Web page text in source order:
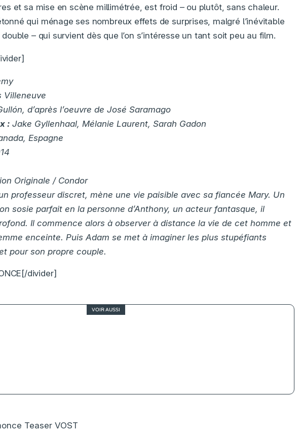
et sa mise en scène millimétrée, est froid – ou plutôt, sans chaleur.
qui ménage ses nombreux effets de surprises, malgré l’inévitable
– qui survient dès que l’on s’intéresse un tant soit peu au film.
Villeneuve
d’après l’oeuvre de José Saramago
: Jake Gyllenhaal, Mélanie Laurent, Sarah Gadon
Espagne
Originale / Condor
professeur discret, mène une vie paisible avec sa fiancée Mary. Un
sosie parfait en la personne d’Anthony, un acteur fantasque, il
Il commence alors à observer à distance la vie de cet homme et
enceinte. Puis Adam se met à imaginer les plus stupéfiants
pour son propre couple.
divider]
VOIR AUSSI